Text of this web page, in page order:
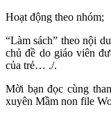
Hoạt động theo nhóm;
“Làm sách” theo nội
chủ đề do giáo viên
của trẻ… ./.
Mời bạn đọc cùng
xuyên Mầm non file